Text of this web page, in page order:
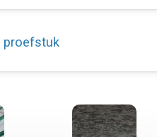
proefstuk